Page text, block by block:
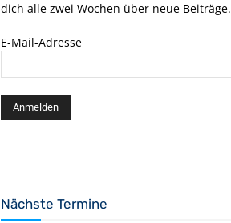
dich alle zwei Wochen über neue Beiträge.
E-Mail-Adresse
Nächste Termine